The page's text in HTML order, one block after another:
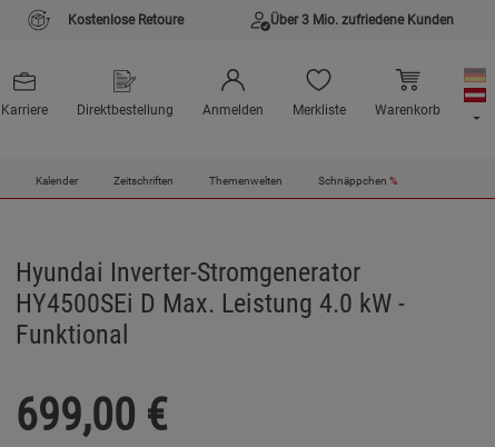
Kostenlose Retoure Über 3 Mio. zufriedene Kunden
Karriere Direktbestellung Anmelden Merkliste Warenkorb
Kalender Zeitschriften Themenwelten Schnäppchen %
Hyundai Inverter-Stromgenerator
HY4500SEi D Max. Leistung 4.0 kW -
Funktional
699,00 €